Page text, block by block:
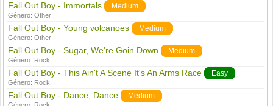
Fall Out Boy - Immortals Medium
Género:Other
Fall Out Boy - Young volcanoes Medium
Género:Other
Fall Out Boy - Sugar, We're Goin Down Medium
Género: Rock
Fall Out Boy - This Ain't A Scene It's An Arms Race Easy
Género: Rock
Fall Out Boy - Dance, Dance Medium